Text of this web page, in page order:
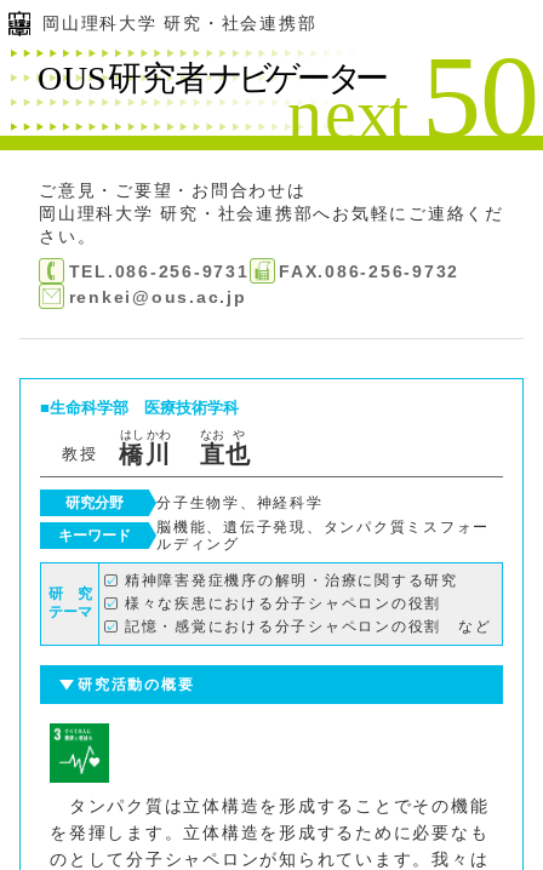
岡山理科大学 研究・社会連携部
ご意見・ご要望・お問合わせは
岡山理科大学 研究・社会連携部へお気軽にご連絡くだ
さい。
TEL.086-256-9731
FAX.086-256-9732
renkei@ous.ac.jp
生命科学部 医療技術学科
教授 橋
はし
川
かわ
直
なお
也
や
研究分野
分子生物学、神経科学
キーワード
脳機能、遺伝子発現、タンパク質ミスフォー
ルディング
研 究
テーマ
精神障害発症機序の解明・治療に関する研究
様々な疾患における分子シャペロンの役割
記憶・感覚における分子シャペロンの役割 など
研究活動の概要
タンパク質は立体構造を形成することでその機能
を発揮します。立体構造を形成するために必要なも
のとして分子シャペロンが知られています。我々は